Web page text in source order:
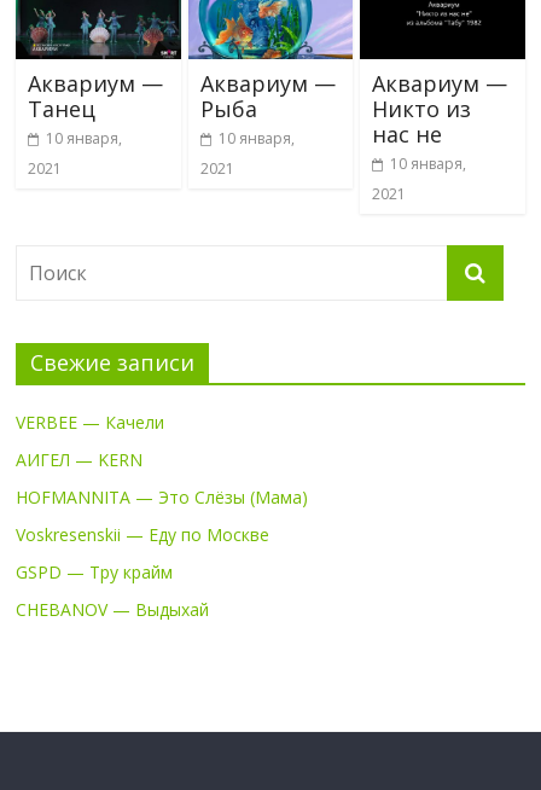
Аквариум —
Танец
10 января,
2021
Аквариум —
Рыба
10 января,
2021
Аквариум —
Никто из
нас не
10 января,
2021
Свежие записи
VERBEE — Качели
АИГЕЛ — KERN
HOFMANNITA — Это Слёзы (Мама)
Voskresenskii — Еду по Москве
GSPD — Тру крайм
CHEBANOV — Выдыхай